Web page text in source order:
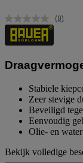
Geen
(0)
Stabiele
Zeer stevige
Beveiligd
Eenvoudig
Olie- en
Bekijk volledige